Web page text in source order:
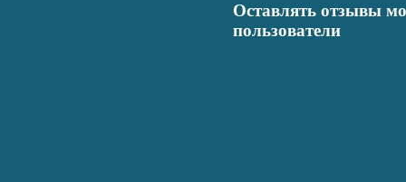
Оставлять отзывы
пользователи